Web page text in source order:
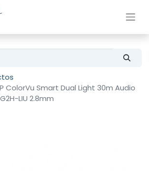
ColorVu Smart Dual Light 30m Audio
LIU 2.8mm